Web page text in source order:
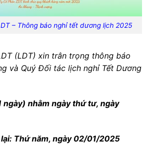
– Thông báo nghỉ tết dương lịch 2025
(LDT) xin trân trọng thông báo
và Quý Đối tác lịch nghỉ Tết Dương
ngày) nhằm ngày thứ tư, ngày
Thứ năm, ngày 02/01/2025